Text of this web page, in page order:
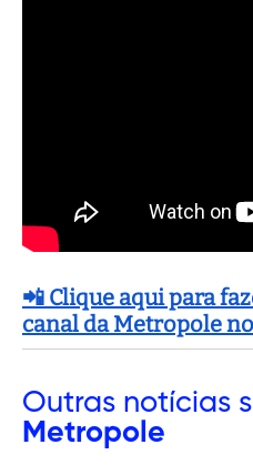
📲 Clique aqui para
canal da Metropole
Outras notícias
Metropole